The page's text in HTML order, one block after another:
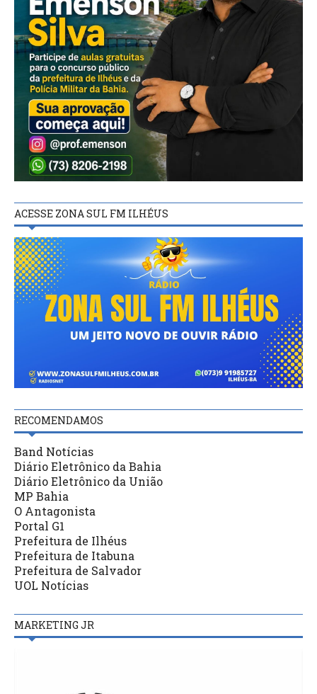
ACESSE ZONA SUL FM ILHÉUS
RECOMENDAMOS
Band Notícias
Diário Eletrônico da Bahia
Diário Eletrônico da União
MP Bahia
O Antagonista
Portal G1
Prefeitura de Ilhéus
Prefeitura de Itabuna
Prefeitura de Salvador
UOL Notícias
MARKETING JR